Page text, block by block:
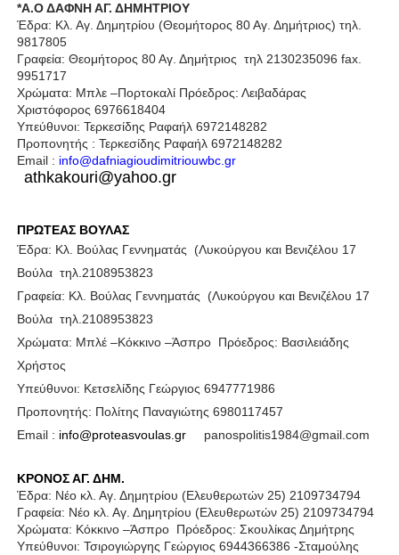
*Α.Ο ΔΑΦΝΗ ΑΓ. ΔΗΜΗΤΡΙΟΥ
Έδρα: Κλ. Αγ. Δημητρίου (Θεομήτορος 80 Αγ. Δημήτριος) τηλ.
9817805
Γραφεία: Θεομήτορος 80 Αγ. Δημήτριος τηλ 2130235096 fax.
9951717
Χρώματα: Mπλε –Πορτοκαλί Πρόεδρος: Λειβαδάρας
Χριστόφορος 6976618404
Υπεύθυνοι: Τερκεσίδης Ραφαήλ 6972148282
Προπονητής : Τερκεσίδης Ραφαήλ 6972148282
Email : info@dafniagioudimitriouwbc.gr
athkakouri@yahoo.gr
ΠΡΩΤΕΑΣ ΒΟΥΛΑΣ
Έδρα: Κλ. Βούλας Γεννηματάς
(Λυκούργου και Βενιζέλου 17
Βούλα τηλ.2108953823
Γραφεία: Κλ. Βούλας Γεννηματάς
(Λυκούργου και Βενιζέλου 17
Βούλα τηλ.2108953823
Χρώματα: Μπλέ –Κόκκινο –Άσπρο Πρόεδρος: Βασιλειάδης
Χρήστος
Υπεύθυνοι: Κετσελίδης Γεώργιος 6947771986
Προπονητής: Πολίτης Παναγιώτης 6980117457
Email : info@proteasvoulas.gr panospolitis1984@gmail.com
ΚΡΟΝΟΣ ΑΓ. ΔΗΜ.
Έδρα: Νέο κλ. Αγ. Δημητρίου (Eλευθερωτών 25) 2109734794
Γραφεία: Νέο κλ. Αγ. Δημητρίου (Eλευθερωτών 25) 2109734794
Χρώματα: Κόκκινο –Άσπρο Πρόεδρος: Σκουλίκας Δημήτρης
Υπεύθυνοι: Τσιρογιώργης Γεώργιος 6944366386 -Σταμούλης